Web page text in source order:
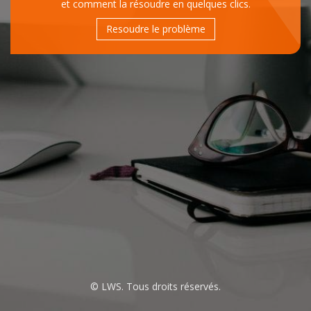
et comment la résoudre en quelques clics.
Resoudre le problème
© LWS. Tous droits réservés.